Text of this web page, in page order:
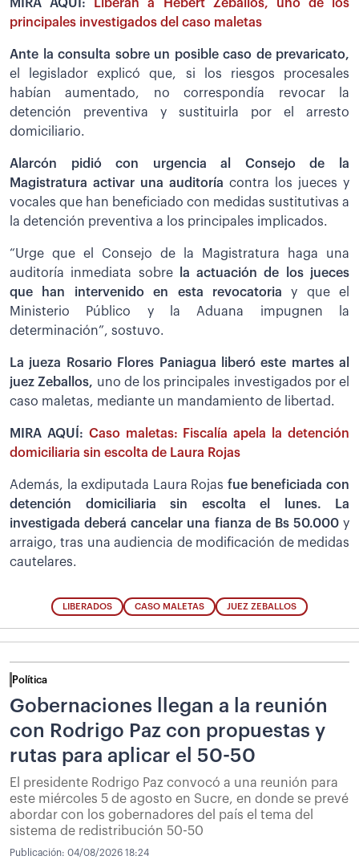
MIRA AQUÍ:
Liberan a Hebert Zeballos, uno de los
principales investigados del caso maletas
Ante la consulta sobre un posible caso de prevaricato,
el legislador explicó que, si los riesgos procesales
habían aumentado, no correspondía revocar la
detención preventiva y sustituirla por el arresto
domiciliario.
Alarcón pidió con urgencia al Consejo de la
Magistratura activar una auditoría contra los jueces y
vocales que han beneficiado con medidas sustitutivas a
la detención preventiva a los principales implicados.
“Urge que el Consejo de la Magistratura haga una
auditoría inmediata sobre
la actuación de los jueces
que han intervenido en esta revocatoria y que el
Ministerio Público y la Aduana impugnen la
determinación”, sostuvo.
La jueza Rosario Flores Paniagua liberó este martes al
juez Zeballos, uno de los principales investigados por el
caso maletas, mediante un mandamiento de libertad.
MIRA AQUÍ: Caso maletas: Fiscalía apela la detención
domiciliaria sin escolta de Laura Rojas
Además, la exdiputada Laura Rojas fue beneficiada con
detención domiciliaria sin escolta el lunes. La
investigada deberá cancelar una fianza de Bs 50.000 y
arraigo, tras una audiencia de modificación de medidas
cautelares.
LIBERADOS CASO MALETAS JUEZ ZEBALLOS
Política
Gobernaciones llegan a la reunión
con Rodrigo Paz con propuestas y
rutas para aplicar el 50-50
El presidente Rodrigo Paz convocó a una reunión para
este miércoles 5 de agosto en Sucre, en donde se prevé
abordar con los gobernadores del país el tema del
sistema de redistribución 50-50
Publicación: 04/08/2026 18:24